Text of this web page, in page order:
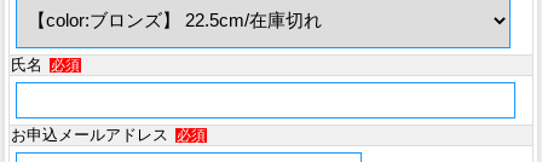
氏名 必須
お申込メールアドレス 必須